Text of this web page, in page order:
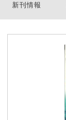
新刊情報